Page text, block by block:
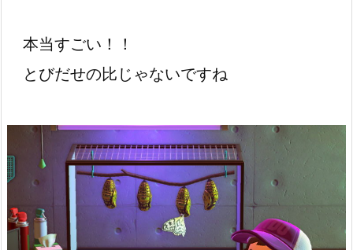
本当すごい！！
とびだせの比じゃないですね